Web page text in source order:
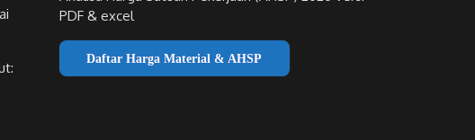
PDF & excel
Daftar Harga Material & AHSP